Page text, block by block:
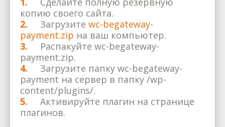
копию своего сайта.
2.
Загрузите wc-begateway-
payment.zip на ваш компьютер.
3.
Распакуйте wc-begateway-
payment.zip.
4.
Загрузите папку wc-begateway-
payment на сервер в папку /wp-
content/plugins/.
5.
Активируйте плагин на странице
плагинов.